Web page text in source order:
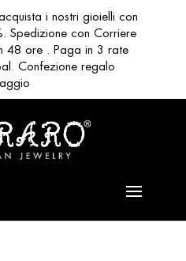
i nostri gioielli con
Spedizione con Corriere
48 ore . Paga in 3 rate
Confezione regalo